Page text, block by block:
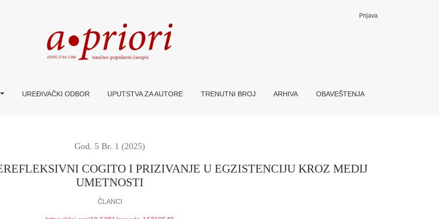
UREĐIVAČKI ODBOR UPUTSTVA ZA AUTORE TRENUTNI BROJ ARHIVA OBAVEŠTENJA
Prijava
God. 5 Br. 1 (2025)
COGITO I PRIZIVANJE U EGZISTENCIJU KROZ MEDIJ
UMETNOSTI
ČLANCI